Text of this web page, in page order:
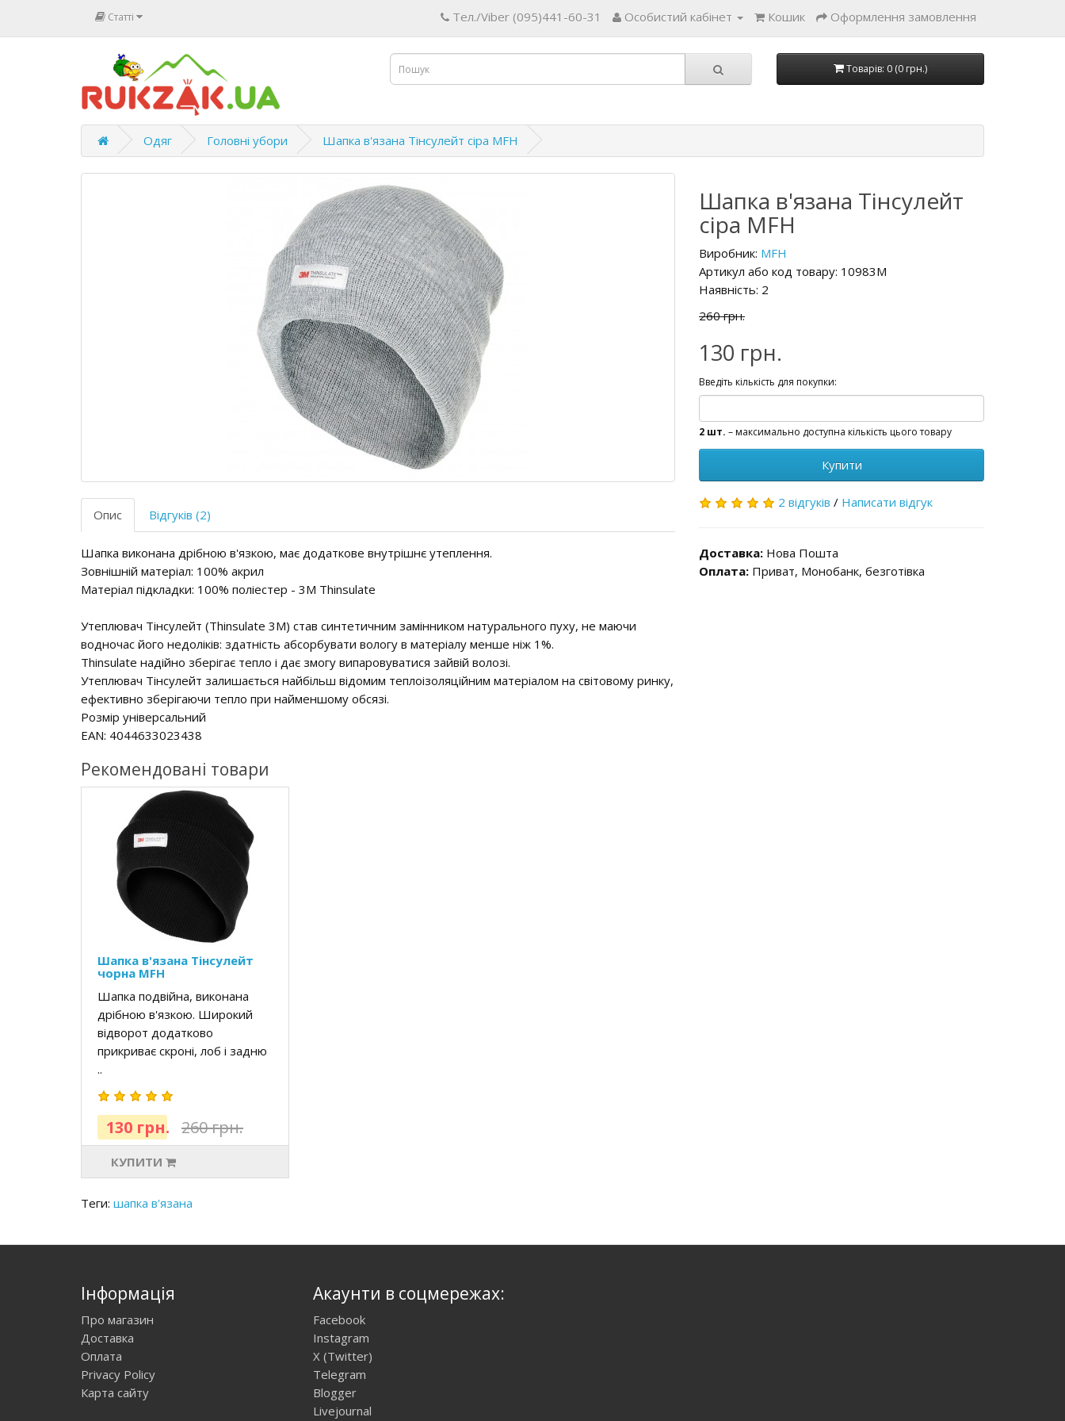
Статті Тел./Viber (095)441-60-31 Особистий кабінет Кошик Оформлення замовлення
Товарів: 0 (0 грн.)
Одяг Головні убори Шапка в'язана Тінсулейт сіра MFH
Опис Відгуків (2)
Шапка виконана дрібною в'язкою, має додаткове внутрішнє утеплення.
Зовнішній матеріал: 100% акрил
Матеріал підкладки: 100% поліестер - 3M Thinsulate
Утеплювач Тінсулейт (Thinsulate 3M) став синтетичним замінником натурального пуху, не маючи
водночас його недоліків: здатність абсорбувати вологу в матеріалу менше ніж 1%.
Thinsulate надійно зберігає тепло і дає змогу випаровуватися зайвій волозі.
Утеплювач Тінсулейт залишається найбільш відомим теплоізоляційним матеріалом на світовому ринку,
ефективно зберігаючи тепло при найменшому обсязі.
Розмір універсальний
EAN: 4044633023438
Шапка в'язана Тінсулейт
сіра MFH
Виробник: MFH
Артикул або код товару: 10983M
Наявність: 2
260 грн.
130 грн.
Введіть кількість для покупки:
2 шт. – максимально доступна кількість цього товару
Купити
2 відгуків / Написати відгук
Доставка: Нова Пошта
Оплата: Приват, Монобанк, безготівка
Рекомендовані товари
Шапка в'язана Тінсулейт
чорна MFH
Шапка подвійна, виконана
дрібною в'язкою. Широкий
відворот додатково
прикриває скроні, лоб і задню
..
130 грн. 260 грн.
КУПИТИ
Теги: шапка в'язана
Інформація
Про магазин
Доставка
Оплата
Privacy Policy
Карта сайту
Акаунти в соцмережах:
Facebook
Instagram
X (Twitter)
Telegram
Blogger
Livejournal